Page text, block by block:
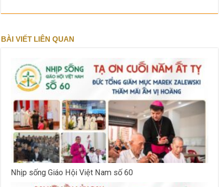
BÀI VIẾT LIÊN QUAN
Nhịp sống Giáo Hội Việt Nam số 60